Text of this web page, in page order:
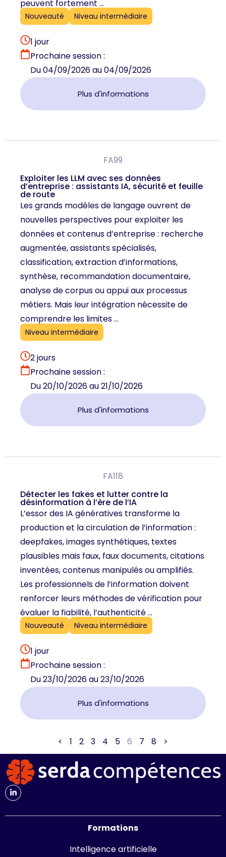
peuvent fortement ...
Nouveauté Niveau intermédiaire
1 jour
Prochaine session :
Du 04/09/2026 au 04/09/2026
Plus d'informations
FA99
Exploiter les LLM avec ses données
d’entreprise : assistants IA, sécurité et feuille
de route
Les grands modèles de langage ouvrent de
nouvelles perspectives pour exploiter les
données et contenus d’entreprise : recherche
augmentée, assistants spécialisés,
classification, extraction d’informations,
synthèse, recommandation documentaire,
analyse de corpus ou appui aux processus
métiers. Mais leur intégration nécessite de
comprendre les limites ...
Niveau intermédiaire
2 jours
Prochaine session :
Du 20/10/2026 au 21/10/2026
Plus d'informations
FA118
Détecter les fakes et lutter contre la
désinformation à l’ère de l’IA
L’essor des IA génératives transforme la
production et la circulation de l’information :
deepfakes, images synthétiques, textes
plausibles mais faux, faux documents, citations
inventées, contenus manipulés ou amplifiés.
Les professionnels de l’information doivent
renforcer leurs méthodes de vérification pour
évaluer la fiabilité, l’authenticité ...
Nouveauté Niveau intermédiaire
1 jour
Prochaine session :
Du 23/10/2026 au 23/10/2026
Plus d'informations
< 1 2 3 4 5 6 7 8 >
Formations
Intelligence artificielle